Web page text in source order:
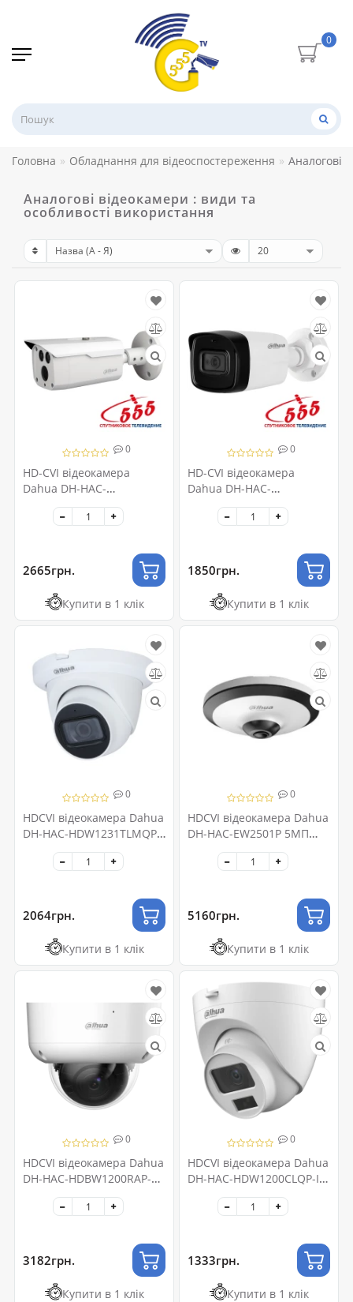
0
Головна Обладнання для відеоспостереження Аналогові
Аналогові відеокамери : види та
особливості використання
0
HD-CVI відеокамера
Dahua DH-HAC-
HFW1400DP-B (6 ММ) 4
2665грн.
Купити в 1 клік
0
HD-CVI відеокамера
Dahua DH-HAC-
HFW1500TLP-A (2.8 ММ)
1850грн.
Купити в 1 клік
0
HDCVI відеокамера Dahua
DH-HAC-HDW1231TLMQP-
A 2МП (2.8мм)
2064грн.
Купити в 1 клік
0
HDCVI відеокамера Dahua
DH-HAC-EW2501P 5МП
(1.4мм) Fisheye
5160грн.
Купити в 1 клік
0
HDCVI відеокамера Dahua
DH-HAC-HDBW1200RAP-Z
2МП (2.7-12мм)
3182грн.
Купити в 1 клік
0
HDCVI відеокамера Dahua
DH-HAC-HDW1200CLQP-IL-
A 2МП (2.8мм)
1333грн.
Купити в 1 клік